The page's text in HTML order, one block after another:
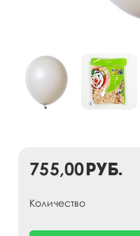
755,00руб.
Количество